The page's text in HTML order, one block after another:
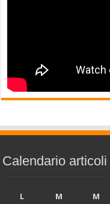
Calendario articoli
L
M M